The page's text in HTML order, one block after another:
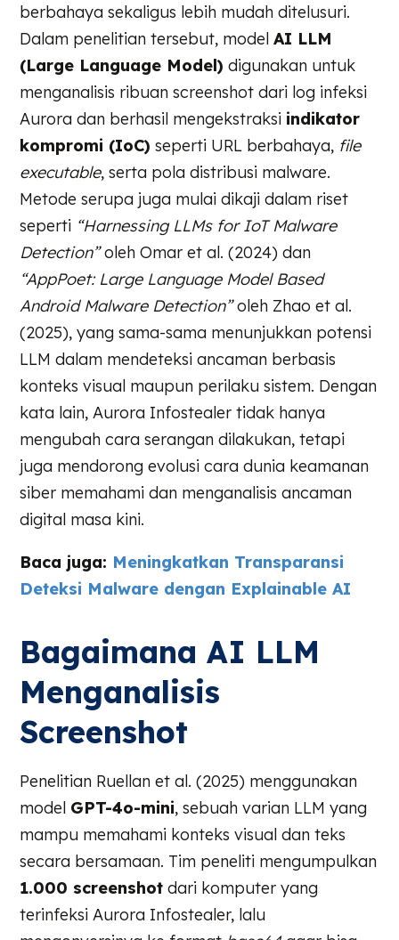
berbahaya sekaligus lebih mudah ditelusuri.
Dalam penelitian tersebut, modelAI LLM
(Large Language Model) digunakan untuk
menganalisis ribuan screenshot dari log infeksi
Aurora dan berhasil mengekstraksi indikator
kompromi (IoC) seperti URL berbahaya, file
executable, serta pola distribusi malware.
Metode serupa juga mulai dikaji dalam riset
seperti “Harnessing LLMs for IoT Malware
Detection”oleh Omar et al. (2024) dan
“AppPoet: Large Language Model Based
Android Malware Detection”oleh Zhao et al.
(2025), yang sama-sama menunjukkan potensi
LLM dalam mendeteksi ancaman berbasis
konteks visual maupun perilaku sistem. Dengan
kata lain, Aurora Infostealer tidak hanya
mengubah cara serangan dilakukan, tetapi
juga mendorong evolusi cara dunia keamanan
siber memahami dan menganalisis ancaman
digital masa kini.
Baca juga: Meningkatkan Transparansi
Deteksi Malware dengan Explainable AI
Bagaimana AI LLM
Menganalisis
Screenshot
Penelitian Ruellan et al. (2025) menggunakan
model GPT-4o-mini, sebuah varian LLM yang
mampu memahami konteks visual dan teks
secara bersamaan. Tim peneliti mengumpulkan
1.000 screenshot dari komputer yang
terinfeksi Aurora Infostealer, lalu